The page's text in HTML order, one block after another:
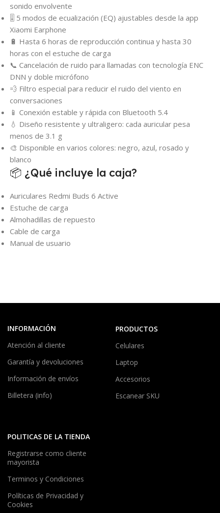
sonido envolvente
🎚️ 5 modos de ecualización (EQ) ajustables desde la app
Xiaomi Earphone
🔋 Hasta 6 horas de reproducción continua y hasta 30
horas con el estuche de carga
📞 Cancelación de ruido para llamadas con tecnología ENC
DNN y doble micrófono
💨 Filtro especial para reducir el ruido del viento en
conversaciones
📱 Conexión estable y rápida con Bluetooth 5.4
💧 Diseño resistente y ultraligero: cada auricular pesa
menos de 3.1 g
🎨 Disponible en varios colores: negro, azul, rosado y
blanco
📦 ¿Qué incluye la caja?
Auriculares Redmi Buds 6 Active
Estuche de carga
Almohadillas de repuesto
Cable de carga
Manual de usuario
INFORMACIÓN
Atención al cliente
Garantía y devoluciones
Información de envíos
Billetera (info)
PRODUCTOS
Celulares
Laptop
Accesorios
Escanear SKU
POLITICAS DE LA TIENDA
Registrarse como cliente
mayorista
Terminos y Condiciones
Políticas de Privacidad y
Cookies